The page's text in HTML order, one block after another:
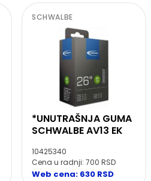
SCHWALBE
*UNUTRAŠNJA GUMA
SCHWALBE AV13 EK
10425340
Cena u radnji: 700 RSD
Web cena: 630 RSD